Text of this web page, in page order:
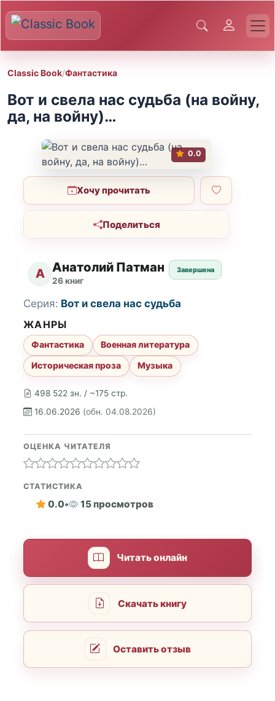
Classic Book/Фантастика
Вот и свела нас судьба (на войну,
да, на войну)…
0.0
Хочу прочитать
Поделиться
А Анатолий Патман
26 книг
Завершена
498 522 зн. / ~175 стр.
16.06.2026 (обн. 04.08.2026)
Серия: Вот и свела нас судьба
ЖАНРЫ
Фантастика
Военная литература
Историческая проза
Музыка
ОЦЕНКА ЧИТАТЕЛЯ
СТАТИСТИКА
0.0• 15 просмотров
Читать онлайн
Скачать книгу
Оставить отзыв